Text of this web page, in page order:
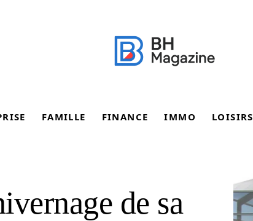
FAMILLE FINANCE IMMO LOISIRS
de sa